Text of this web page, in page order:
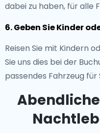
dabei zu haben, für alle
6. Geben Sie Kinder
Reisen Sie mit Kindern
Sie uns dies bei der
passendes Fahrzeug